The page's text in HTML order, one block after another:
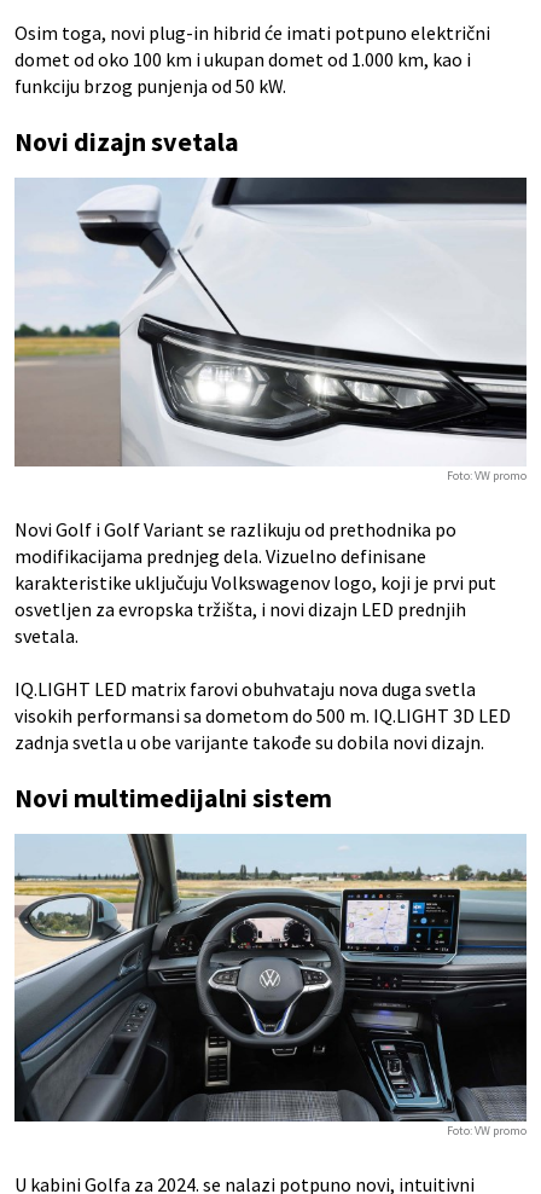
Osim toga, novi plug-in hibrid će imati potpuno električni
domet od oko 100 km i ukupan domet od 1.000 km, kao i
funkciju brzog punjenja od 50 kW.
Novi dizajn svetala
Foto: VW promo
Novi Golf i Golf Variant se razlikuju od prethodnika po
modifikacijama prednjeg dela. Vizuelno definisane
karakteristike uključuju Volkswagenov logo, koji je prvi put
osvetljen za evropska tržišta, i novi dizajn LED prednjih
svetala.
IQ.LIGHT LED matrix farovi obuhvataju nova duga svetla
visokih performansi sa dometom do 500 m. IQ.LIGHT 3D LED
zadnja svetla u obe varijante takođe su dobila novi dizajn.
Novi multimedijalni sistem
Foto: VW promo
U kabini Golfa za 2024. se nalazi potpuno novi, intuitivni